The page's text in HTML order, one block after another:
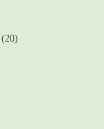
(20)